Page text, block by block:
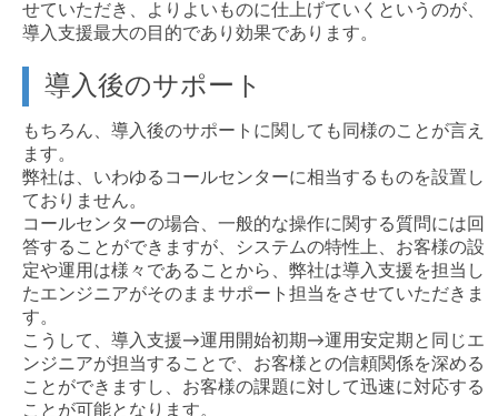
せていただき、よりよいものに仕上げていくというのが、
導入支援最大の目的であり効果であります。
導入後のサポート
もちろん、導入後のサポートに関しても同様のことが言え
ます。
弊社は、いわゆるコールセンターに相当するものを設置し
ておりません。
コールセンターの場合、一般的な操作に関する質問には回
答することができますが、システムの特性上、お客様の設
定や運用は様々であることから、弊社は導入支援を担当し
たエンジニアがそのままサポート担当をさせていただきま
す。
こうして、導入支援→運用開始初期→運用安定期と同じエ
ンジニアが担当することで、お客様との信頼関係を深める
ことができますし、お客様の課題に対して迅速に対応する
ことが可能となります。